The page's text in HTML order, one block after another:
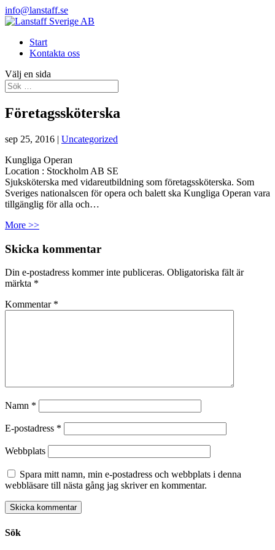
info@lanstaff.se
Start
Kontakta oss
Välj en sida
Företagssköterska
sep 25, 2016 | Uncategorized
Kungliga Operan
Location : Stockholm AB SE
Sjuksköterska med vidareutbildning som företagssköterska. Som
Sveriges nationalscen för opera och balett ska Kungliga Operan vara
tillgänglig för alla och…
More >>
Skicka kommentar
Din e-postadress kommer inte publiceras. Obligatoriska fält är
märkta *
Kommentar *
Namn *
E-postadress *
Webbplats
Spara mitt namn, min e-postadress och webbplats i denna
webbläsare till nästa gång jag skriver en kommentar.
Sök